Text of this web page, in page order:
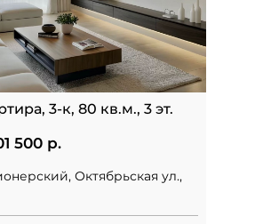
3-к, 80 кв.м., 3 эт.
500 р.
Октябрьская ул.,